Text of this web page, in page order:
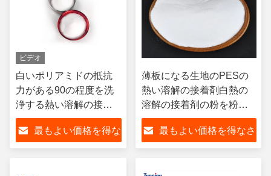
ビデオ
白いポリアミドの抵抗
力がある90の程度を洗
浄する熱い溶解の接着
剤の粉
最もよい価格を得な
薄板になる生地のPESの
熱い溶解の接着剤白熱の
溶解の接着剤の粉を粉に
するため
最もよい価格を得なさ